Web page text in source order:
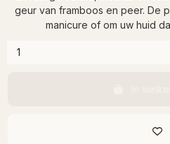
geur van framboos en peer. De
manicure of om uw huid